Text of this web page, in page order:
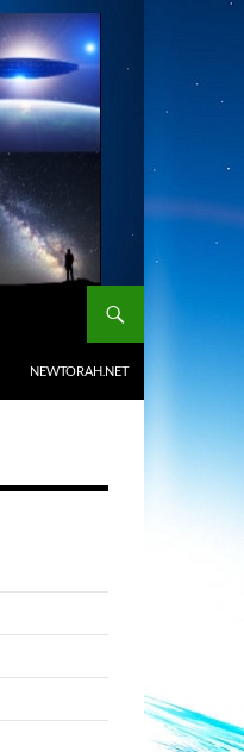
NEWTORAH.NET